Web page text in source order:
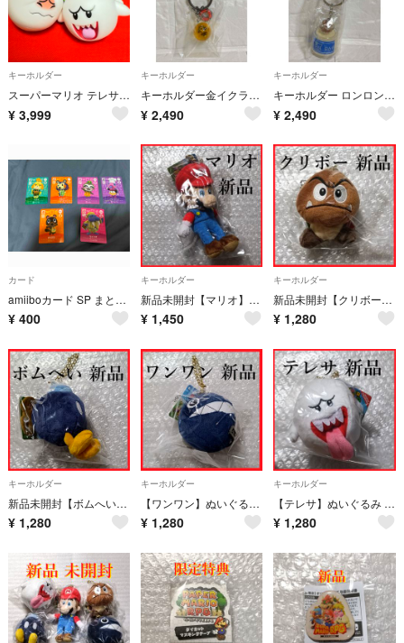
キーホルダー
スーパーマリオ テレサぴかっとフィギュア 全2種
¥ 3,999
キーホルダー
キーホルダー金イクラSALMON RUN Spjatoon3キーホルダー 任天堂
¥ 2,490
キーホルダー
キーホルダー ロンロン牛乳 ゼルダの伝説 Nintendo TOKYO
¥ 2,490
カード
amiiboカード SP まとめ売り
¥ 400
キーホルダー
新品未開封【マリオ】ぬいぐるみ マスコット キーチェーン キーホルダー
¥ 1,450
キーホルダー
新品未開封【クリボー】ぬいぐるみ マスコット キーチェーン キーホルダー
¥ 1,280
キーホルダー
新品未開封【ボムへい】ぬいぐるみ マスコット キーチェーン キーホルダー
¥ 1,280
キーホルダー
【ワンワン】ぬいぐるみ マスコット キーチェーン キーホルダー 新品未開封
¥ 1,280
キーホルダー
【テレサ】ぬいぐるみ マスコット キーチェーン キーホルダー 新品未開封
¥ 1,280